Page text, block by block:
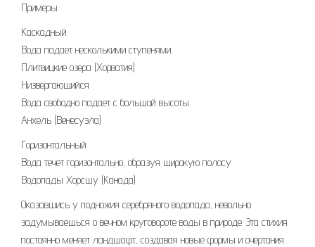
Примеры
Каскадный
Вода падает несколькими ступенями.
Плитвицкие озера (Хорватия)
Низвергающийся
Вода свободно падает с большой высоты.
Анхель (Венесуэла)
Горизонтальный
Вода течет горизонтально, образуя широкую полосу.
Водопады Хорсшу (Канада)
Оказавшись у подножия серебряного водопада, невольно
задумываешься о вечном круговороте воды в природе. Эта стихия
постоянно меняет ландшафт, создавая новые формы и очертания.